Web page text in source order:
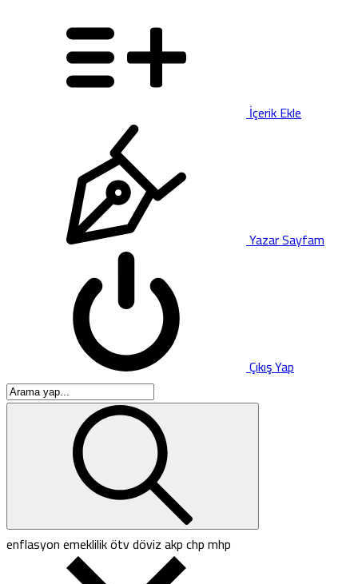
İçerik Ekle
Yazar Sayfam
Çıkış Yap
enflasyonemeklilikötvdövizakpchpmhp